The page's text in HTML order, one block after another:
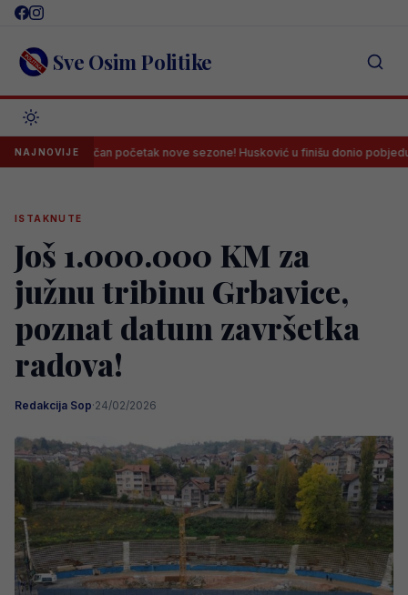
Skip
content Sve Osim Politike
NAJNOVIJEpočetak nove sezone! Husković u finišu donio pobjedu
ISTAKNUTE
Još 1.000.000 KM za
južnu tribinu Grbavice,
poznat datum završetka
radova!
Redakcija Sop·24/02/2026